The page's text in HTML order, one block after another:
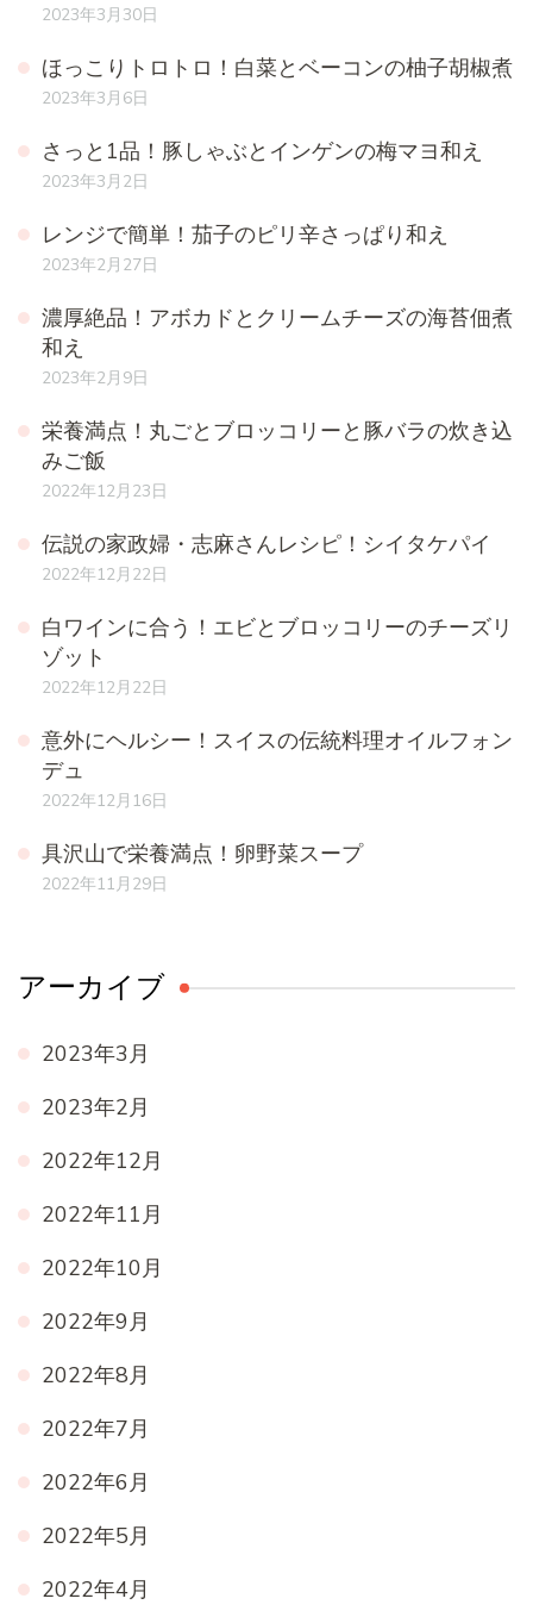
2023年3月30日
ほっこりトロトロ！白菜とベーコンの柚子胡椒煮
2023年3月6日
さっと1品！豚しゃぶとインゲンの梅マヨ和え
2023年3月2日
レンジで簡単！茄子のピリ辛さっぱり和え
2023年2月27日
濃厚絶品！アボカドとクリームチーズの海苔佃煮
和え
2023年2月9日
栄養満点！丸ごとブロッコリーと豚バラの炊き込
みご飯
2022年12月23日
伝説の家政婦・志麻さんレシピ！シイタケパイ
2022年12月22日
白ワインに合う！エビとブロッコリーのチーズリ
ゾット
2022年12月22日
意外にヘルシー！スイスの伝統料理オイルフォン
デュ
2022年12月16日
具沢山で栄養満点！卵野菜スープ
2022年11月29日
アーカイブ
2023年3月
2023年2月
2022年12月
2022年11月
2022年10月
2022年9月
2022年8月
2022年7月
2022年6月
2022年5月
2022年4月